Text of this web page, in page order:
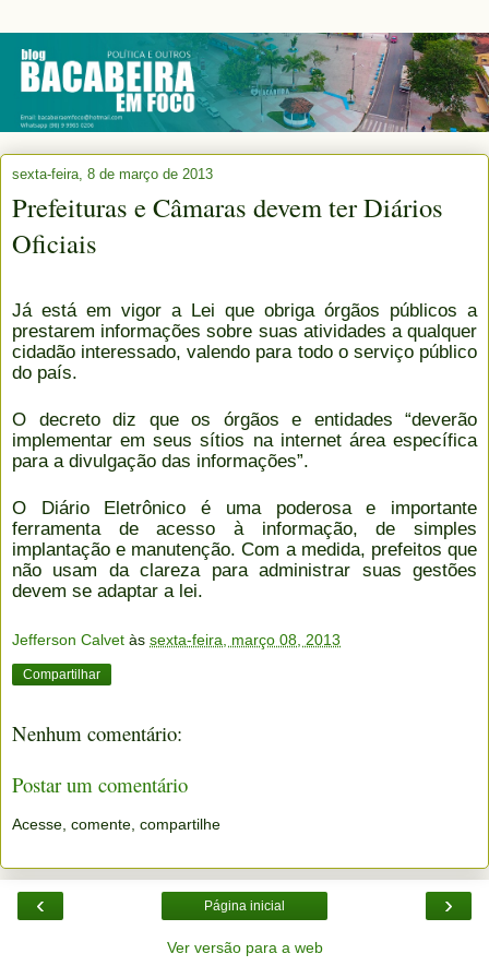
sexta-feira, 8 de março de 2013
Prefeituras e Câmaras devem ter Diários
Oficiais
Já está em vigor a Lei que obriga órgãos públicos a
prestarem informações sobre suas atividades a qualquer
cidadão interessado, valendo para todo o serviço público
do país.
O decreto diz que os órgãos e entidades “deverão
implementar em seus sítios na internet área específica
para a divulgação das informações”.
O Diário Eletrônico é uma poderosa e importante
ferramenta de acesso à informação, de simples
implantação e manutenção. Com a medida, prefeitos que
não usam da clareza para administrar suas gestões
devem se adaptar a lei.
Jefferson Calvet às sexta-feira, março 08, 2013
Compartilhar
Nenhum comentário:
Postar um comentário
Acesse, comente, compartilhe
‹ ›
Página inicial
Ver versão para a web